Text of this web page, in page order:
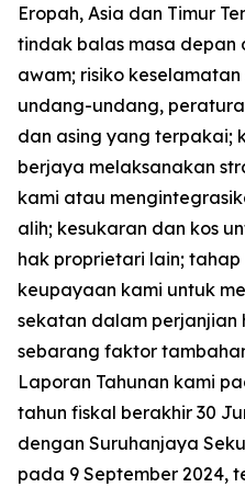
Eropah, Asia dan Timur
tindak balas masa depan
awam; risiko
undang-undang,
dan asing yang terpakai;
berjaya melaksanakan
kami atau
alih; kesukaran dan kos
hak proprietari lain;
keupayaan kami untuk
sekatan dalam perjanjian
sebarang faktor
Laporan Tahunan kami
tahun fiskal berakhir 30
dengan Suruhanjaya
pada 9 September 2024,